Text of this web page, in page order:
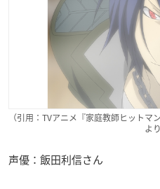
（引用：TVアニメ『家庭教師ヒット
より
声優：飯田利信さん